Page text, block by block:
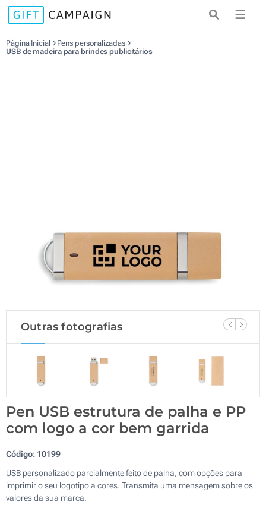
☰
Página Inicial
Pens personalizadas
USB de madeira para brindes publicitários
Outras fotografias
Pen USB estrutura de palha e PP
com logo a cor bem garrida
Código: 10199
USB personalizado parcialmente feito de palha, com opções para
imprimir o seu logotipo a cores. Transmita uma mensagem sobre os
valores da sua marca.